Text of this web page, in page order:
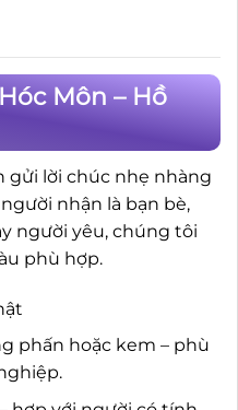
Môn – Hồ
gửi lời chúc nhẹ nhàng
nhận là bạn bè,
người yêu, chúng tôi
phù hợp.
phấn hoặc kem – phù